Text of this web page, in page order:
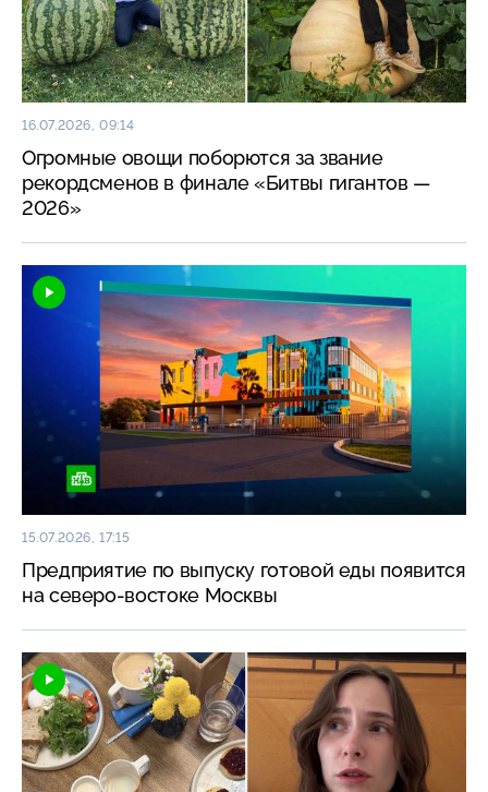
16.07.2026, 09:14
Огромные овощи поборются за звание
рекордсменов в финале «Битвы гигантов —
2026»
15.07.2026, 17:15
Предприятие по выпуску готовой еды появится
на северо-востоке Москвы